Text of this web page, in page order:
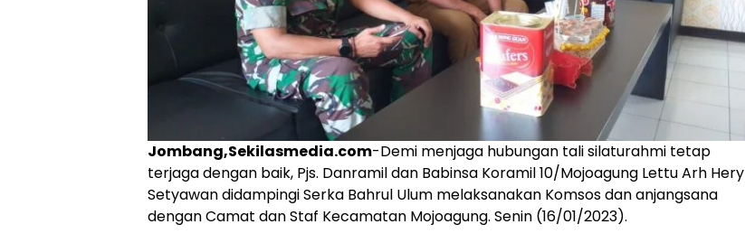
Jombang,Sekilasmedia.com-Demi menjaga hubungan tali silaturahmi tetap
terjaga dengan baik, Pjs. Danramil dan Babinsa Koramil 10/Mojoagung Lettu Arh Hery
Setyawan didampingi Serka Bahrul Ulum melaksanakan Komsos dan anjangsana
dengan Camat dan Staf Kecamatan Mojoagung. Senin (16/01/2023).